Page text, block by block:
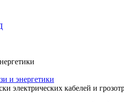
и энергетики
электрических кабелей и